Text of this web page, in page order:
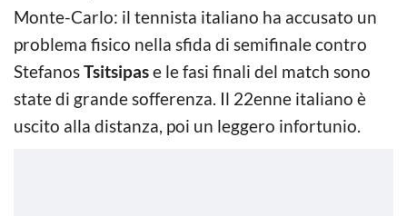
Monte-Carlo: il tennista italiano ha accusato un
problema fisico nella sfida di semifinale contro
StefanosTsitsipase le fasi finali del match sono
state di grande sofferenza. Il 22enne italiano è
uscito alla distanza, poi un leggero infortunio.